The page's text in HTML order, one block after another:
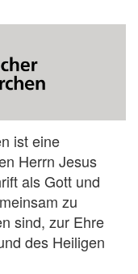
ist eine
Herrn Jesus
als Gott und
zu
sind, zur Ehre
des Heiligen